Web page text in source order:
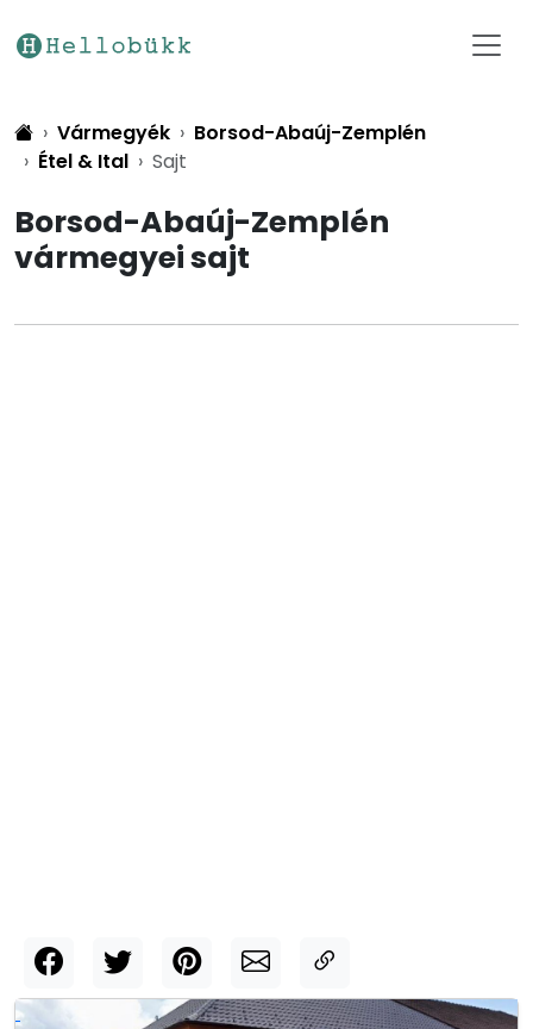
Vármegyék
Borsod-Abaúj-Zemplén
Étel & Ital
Sajt
Borsod-Abaúj-Zemplén
vármegyei sajt